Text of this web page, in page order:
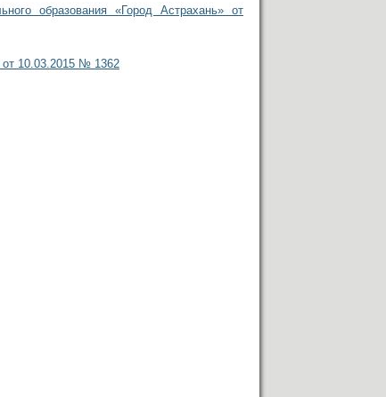
образования «Город Астрахань» от
от 10.03.2015 № 1362